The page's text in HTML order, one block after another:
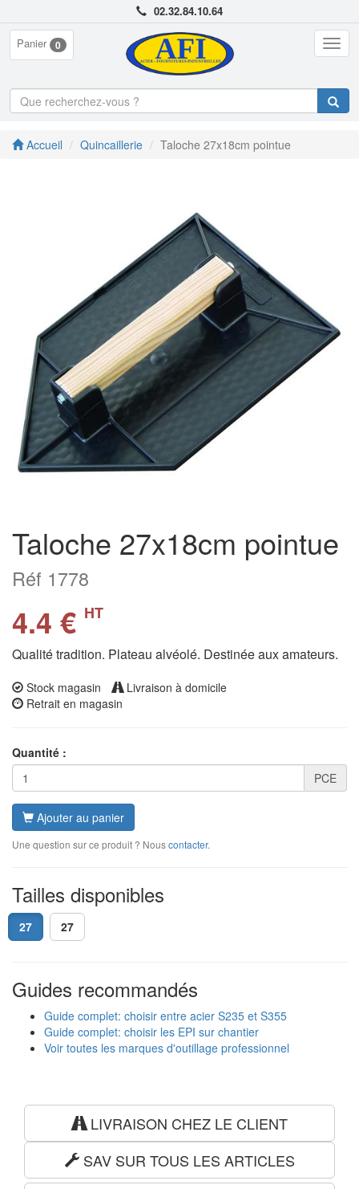
02.32.84.10.64
Panier 0
Accueil Quincaillerie Taloche 27x18cm pointue
Taloche 27x18cm pointue
Réf 1778
4.4 € HT
Qualité tradition. Plateau alvéolé. Destinée aux amateurs.
Stock magasin
Livraison à domicile
Retrait en magasin
Quantité :
PCE
Ajouter au panier
Une question sur ce produit ? Nouscontacter.
Tailles disponibles
27 27
Guides recommandés
Guide complet: choisir entre acier S235 et S355
Guide complet: choisir les EPI sur chantier
Voir toutes les marques d'outillage professionnel
LIVRAISON CHEZ LE CLIENT
SAV SUR TOUS LES ARTICLES